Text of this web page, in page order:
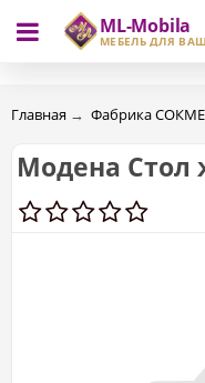
ML-Mobila
МЕБЕЛЬ ДЛЯ
RU RO
Главная → Фабрика СОКМЕ
Модена Стол